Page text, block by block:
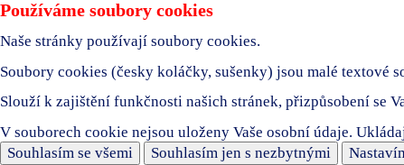
Používáme soubory cookies
Naše stránky používají soubory cookies.
Soubory cookies (česky koláčky, sušenky) jsou malé textové
Slouží k zajištění funkčnosti našich stránek, přizpůsobení se
V souborech cookie nejsou uloženy Vaše osobní údaje.
Souhlasím se všemi
Souhlasím jen s nezbytnými